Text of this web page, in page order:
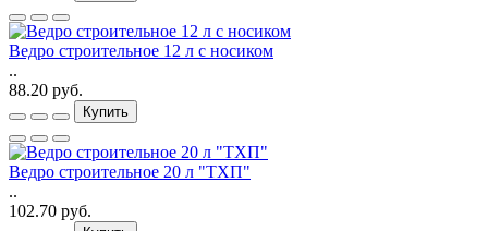
Ведро строительное 12 л с носиком
..
88.20 руб.
Купить
Ведро строительное 20 л "ТХП"
..
102.70 руб.